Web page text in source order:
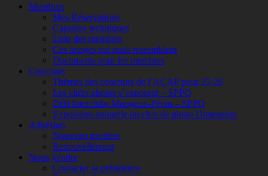
Membres
Mes Réservations
Capsules techniques
Liste des membres
Ces images qui nous ressemblent
Documents pour les membres
Concours
Thèmes des concours de l’ACAP pour 25-26
Les clubs photos s’exposent – SPPQ
Défi Interclubs Mongeon-Pépin – SPPQ
Exposition annuelle du club de photo Dimension
Adhésion
Nouveau membre
Renouvellement
Nous joindre
Contacter la présidence